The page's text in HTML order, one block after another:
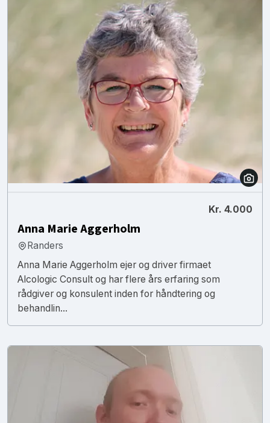
Kr. 4.000
Anna Marie Aggerholm
Randers
Anna Marie Aggerholm ejer og driver firmaet
Alcologic Consult og har flere års erfaring som
rådgiver og konsulent inden for håndtering og
behandlin...